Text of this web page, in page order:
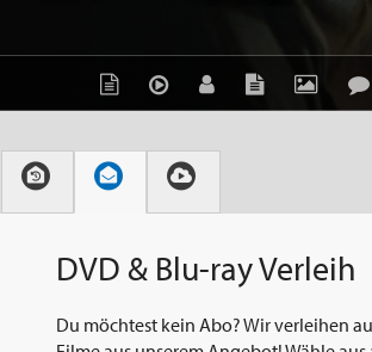
DVD & Blu-ray Verleih
Du möchtest kein Abo? Wir verleihen